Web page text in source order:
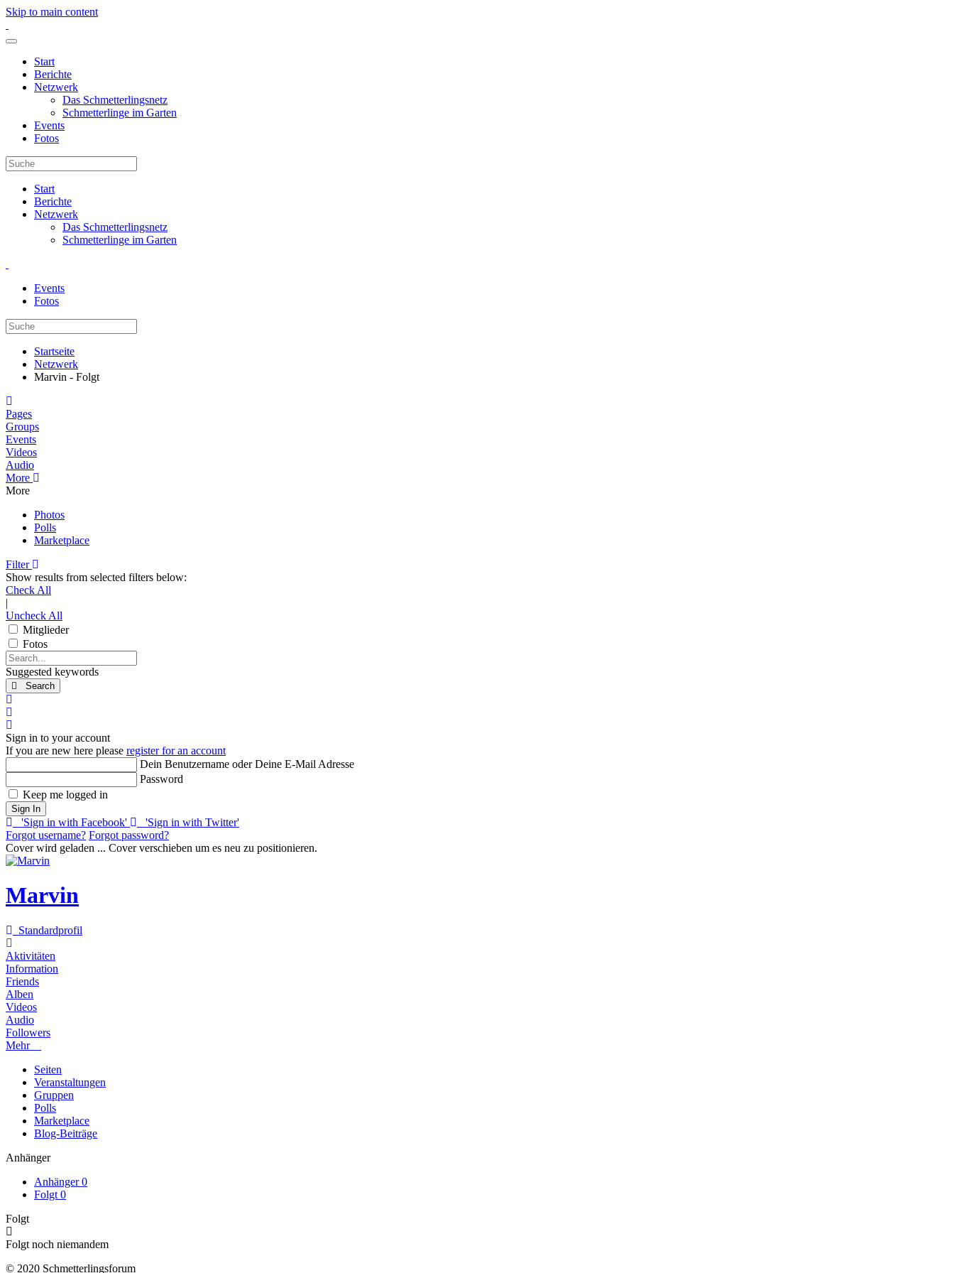
Skip to main content
Start
Berichte
Netzwerk
Das Schmetterlingsnetz
Schmetterlinge im Garten
Events
Fotos
Start
Berichte
Netzwerk
Das Schmetterlingsnetz
Schmetterlinge im Garten
Events
Fotos
Startseite
Netzwerk
Marvin - Folgt
Pages
Groups
Events
Videos
Audio
More
More
Photos
Polls
Marketplace
Filter
Show results from selected filters below:
Check All
|
Uncheck All
Mitglieder
Fotos
Search...
Suggested keywords
Search
Sign in to your account
If you are new here please register for an account
Dein Benutzername oder Deine E-Mail Adresse
Password
Keep me logged in
Sign In
'Sign in with Facebook'
'Sign in with Twitter'
Forgot username? Forgot password?
Cover wird geladen ... Cover verschieben um es neu zu positionieren.
Marvin
Standardprofil
Aktivitäten
Information
Friends
Alben
Videos
Audio
Followers
Mehr
Seiten
Veranstaltungen
Gruppen
Polls
Marketplace
Blog-Beiträge
Anhänger
Anhänger0
Folgt 0
Folgt
Folgt noch niemandem
© 2020 Schmetterlingsforum